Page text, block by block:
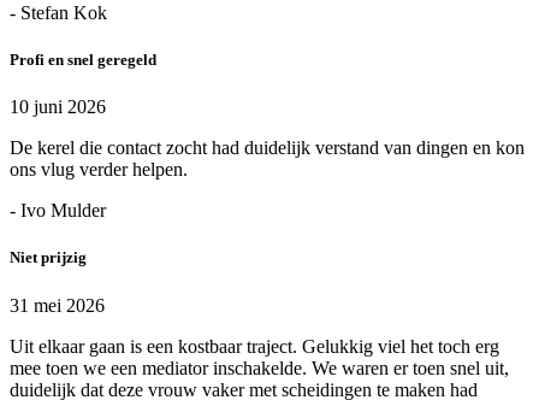
- Stefan Kok
Profi en snel geregeld
10 juni 2026
De kerel die contact zocht had duidelijk verstand van dingen en kon
ons vlug verder helpen.
- Ivo Mulder
Niet prijzig
31 mei 2026
Uit elkaar gaan is een kostbaar traject. Gelukkig viel het toch erg
mee toen we een mediator inschakelde. We waren er toen snel uit,
duidelijk dat deze vrouw vaker met scheidingen te maken had